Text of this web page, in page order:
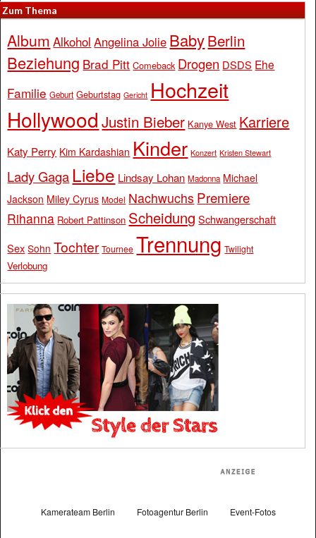
Zum Thema
Album Alkohol Angelina Jolie BabyBerlin
Beziehung Brad Pitt Comeback Drogen DSDS Ehe
Familie Geburt Geburtstag Gericht Hochzeit
Hollywood Justin Bieber Kanye West Karriere
Katy Perry Kim Kardashian Kinder Konzert Kristen Stewart
Lady Gaga Liebe Lindsay Lohan Madonna Michael
Jackson Miley Cyrus Model Nachwuchs Premiere
Rihanna Robert Pattinson Scheidung Schwangerschaft
Sex Sohn Tochter Tournee Trennung Twilight
Verlobung
Kamerateam Berlin Fotoagentur Berlin Event-Fotos